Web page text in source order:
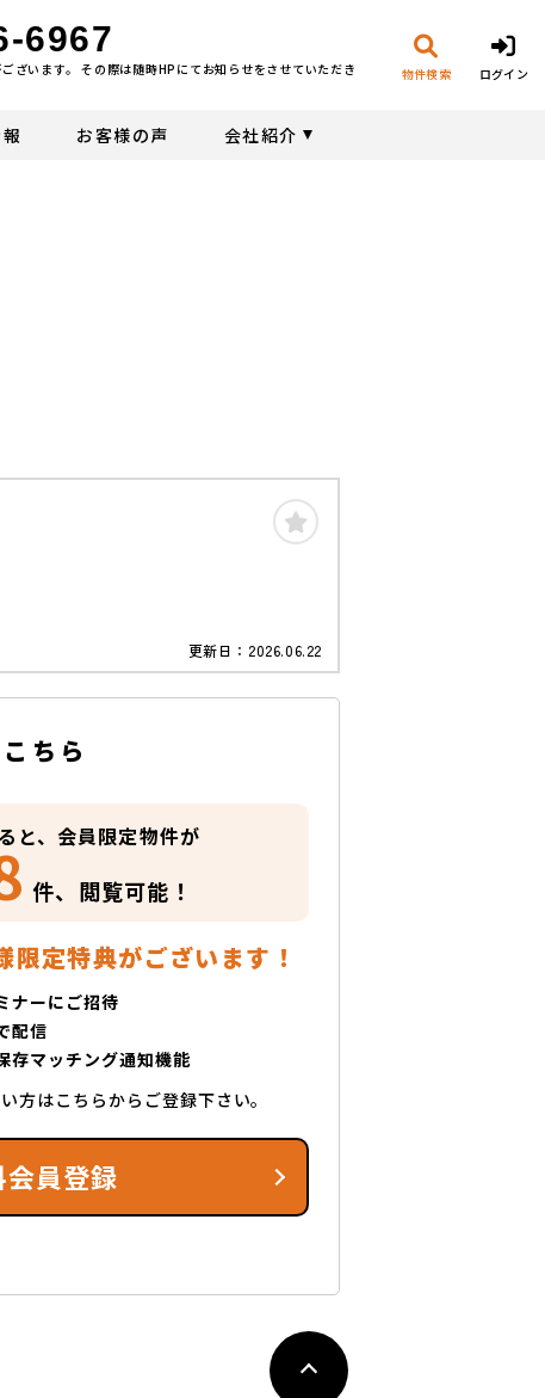
6967
ざいます。 その際は随時HPにてお知らせをさせていただき 物件検索 ログイン
お客様の声 会社紹介
更新日： 2026.06.22
ちら
と、会員限定物件が
件、 閲覧可能！
限定特典がございます！
ナーにご招待
配信
存マッチング通知機能
方はこちらからご登録下さい。
会員登録